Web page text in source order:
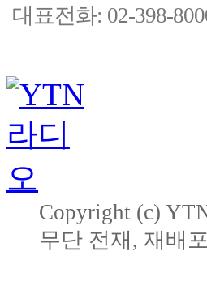
대표전화: 02-398-
Copyright (c)
무단 전재, 재배